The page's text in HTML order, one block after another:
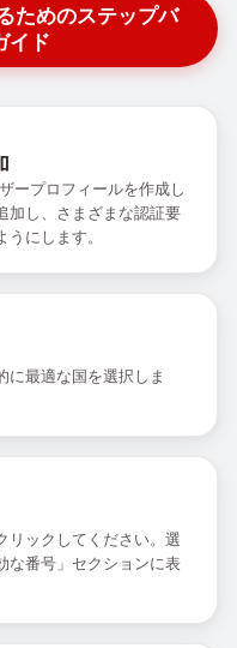
ためのステップバ
イド
ープロフィールを作成し
加し、さまざまな認証要
にします。
に最適な国を選択しま
リックしてください。選
な番号」セクションに表